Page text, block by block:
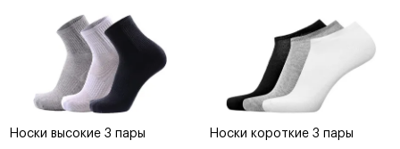
Носки высокие 3 пары Носки короткие 3 пары